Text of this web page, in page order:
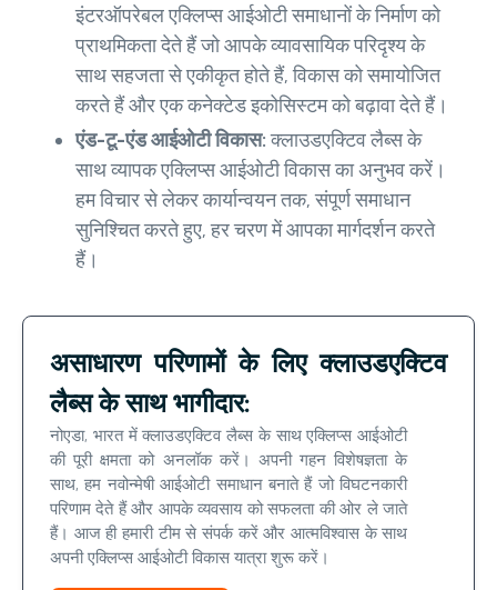
इंटरऑपरेबल एक्लिप्स आईओटी समाधानों के निर्माण को
प्राथमिकता देते हैं जो आपके व्यावसायिक परिदृश्य के
साथ सहजता से एकीकृत होते हैं, विकास को समायोजित
करते हैं और एक कनेक्टेड इकोसिस्टम को बढ़ावा देते हैं।
एंड-टू-एंड आईओटी विकास:क्लाउडएक्टिव लैब्स के
साथ व्यापक एक्लिप्स आईओटी विकास का अनुभव करें।
हम विचार से लेकर कार्यान्वयन तक, संपूर्ण समाधान
सुनिश्चित करते हुए, हर चरण में आपका मार्गदर्शन करते
हैं।
असाधारण परिणामों के लिए क्लाउडएक्टिव
लैब्स के साथ भागीदार:
नोएडा, भारत में क्लाउडएक्टिव लैब्स के साथ एक्लिप्स आईओटी
की पूरी क्षमता को अनलॉक करें। अपनी गहन विशेषज्ञता के
साथ, हम नवोन्मेषी आईओटी समाधान बनाते हैं जो विघटनकारी
परिणाम देते हैं और आपके व्यवसाय को सफलता की ओर ले जाते
हैं। आज ही हमारी टीम से संपर्क करें और आत्मविश्वास के साथ
अपनी एक्लिप्स आईओटी विकास यात्रा शुरू करें।